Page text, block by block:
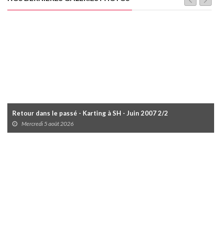
Retour dans le passé - Karting à SH - Juin 2007 2/2
Mercredi 5 août 2026